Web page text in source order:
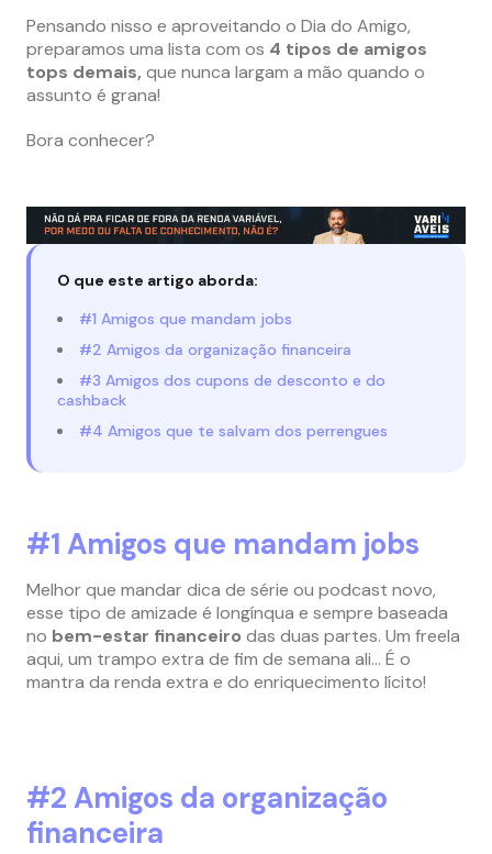
Pensando nisso e aproveitando o Dia do Amigo,
preparamos uma lista com os 4 tipos de amigos
tops demais, que nunca largam a mão quando o
assunto é grana!
Bora conhecer?
O que este artigo aborda:
#1 Amigos que mandam jobs
#2 Amigos da organização financeira
#3 Amigos dos cupons de desconto e do
cashback
#4 Amigos que te salvam dos perrengues
#1 Amigos que mandam jobs
Melhor que mandar dica de série ou podcast novo,
esse tipo de amizade é longínqua e sempre baseada
no bem-estar financeiro das duas partes. Um freela
aqui, um trampo extra de fim de semana ali… É o
mantra da renda extra e do enriquecimento lícito!
#2 Amigos da organização
financeira